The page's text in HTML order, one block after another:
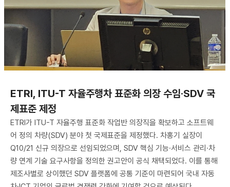
ETRI, ITU-T 자율주행차 표준화 의장 수임·SDV 국
제표준 제정
ETRI가 ITU-T 자율주행 표준화 작업반 의장직을 확보하고 소프트웨
어 정의 차량(SDV) 분야 첫 국제표준을 제정했다. 차홍기 실장이
Q10/21 신규 의장으로 선임되었으며, SDV 핵심 기능·서비스 관리·차
량 연계 기술 요구사항을 정의한 권고안이 공식 채택되었다. 이를 통해
제조사별로 상이했던 SDV 플랫폼에 공통 기준이 마련되어 국내 자동